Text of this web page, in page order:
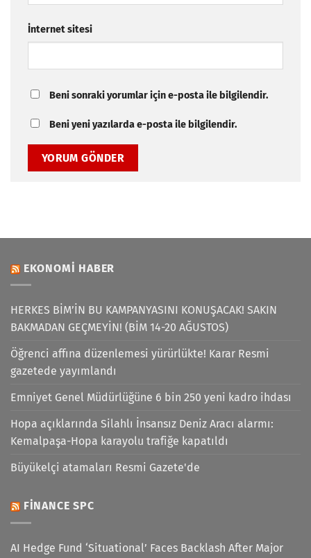
İnternet sitesi
Beni sonraki yorumlar için e-posta ile bilgilendir.
Beni yeni yazılarda e-posta ile bilgilendir.
EKONOMI HABER
HERKES BİM’İN BU KAMPANYASINI KONUŞACAK! SAKIN
BAKMADAN GEÇMEYİN! (BİM 14-20 AĞUSTOS)
Öğrenci affına düzenlemesi yürürlükte! Karar Resmi
gazetede yayımlandı
Emniyet Genel Müdürlüğüne 6 bin 250 yeni kadro ihdası
Hopa açıklarında Silahlı İnsansız Deniz Aracı alarmı:
Kemalpaşa-Hopa karayolu trafiğe kapatıldı
Büyükelçi atamaları Resmi Gazete'de
FINANCE SPC
AI Hedge Fund ‘Situational’ Faces Backlash After Major